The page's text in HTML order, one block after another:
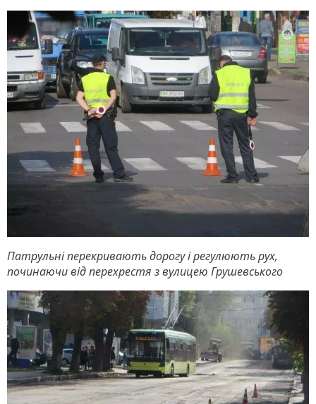
Патрульні перекривають дорогу і регулюють рух,
починаючи від перехрестя з вулицею Грушевського